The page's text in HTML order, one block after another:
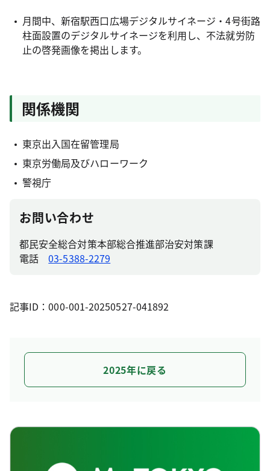
月間中、新宿駅西口広場デジタルサイネージ・4号街路
柱面設置のデジタルサイネージを利用し、不法就労防
止の啓発画像を掲出します。
関係機関
東京出入国在留管理局
東京労働局及びハローワーク
警視庁
お問い合わせ
都民安全総合対策本部総合推進部治安対策課
電話03-5388-2279
記事ID：000-001-20250527-041892
2025年に戻る